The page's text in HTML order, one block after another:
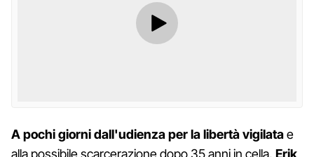
A pochi giorni dall'udienza per la libertà vigilatae
alla possibile scarcerazione dopo 35 anni in cella, Erik